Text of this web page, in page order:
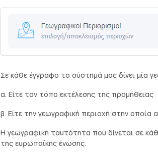
Σε κάθε έγγραφο το σύστημά μας δίνει μία
α. Είτε τον τόπο εκτέλεσης της προμήθειας
β. Είτε την γεωγραφική περιοχή στην οποία
Η γεωγραφική ταυτότητα που δίνεται σε
της ευρωπαϊκής ένωσης.